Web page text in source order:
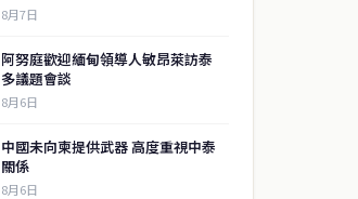
8月7日
阿努庭歡迎緬甸領導人敏昂萊訪泰
多議題會談
8月6日
中國未向柬提供武器 高度重視中泰
關係
8月6日